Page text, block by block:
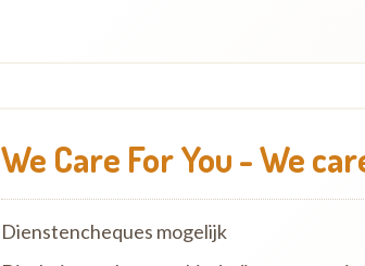
We Care For You - We
Dienstencheques mogelijk